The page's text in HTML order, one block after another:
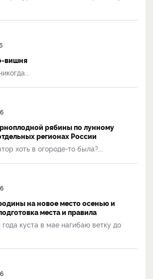
вишня
рябины по лунному
регионах России
хоть в огороде-то была?...
на новое место осенью и
места и правила
куста в мае нагибаю ветку до